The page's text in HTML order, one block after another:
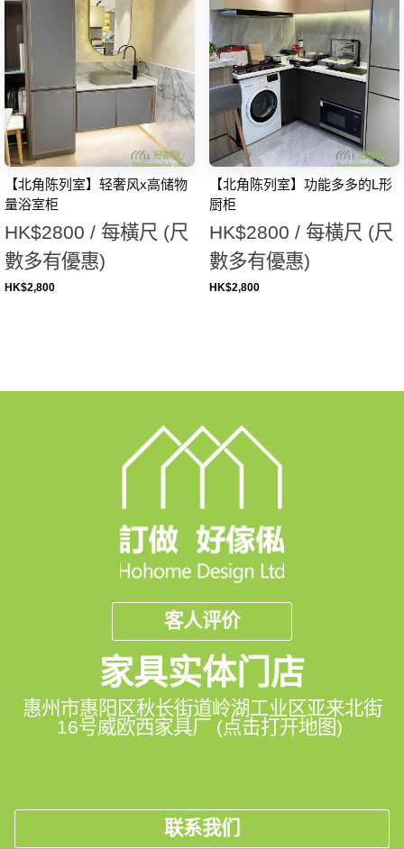
【北角陈列室】轻奢风x高储物
量浴室柜
HK$2800 / 每橫尺 (尺
數多有優惠)
HK$2,800
【北角陈列室】功能多多的L形
厨柜
HK$2800 / 每橫尺 (尺
數多有優惠)
HK$2,800
客人评价
家具实体门店
惠州市惠阳区秋长街道岭湖工业区亚来北街
16号威欧西家具厂 (点击打开地图)
联系我们